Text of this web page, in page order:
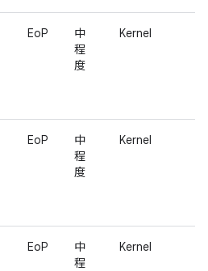
EoP
中
程
度
Kernel
EoP
中
程
度
Kernel
EoP
中
程
Kernel